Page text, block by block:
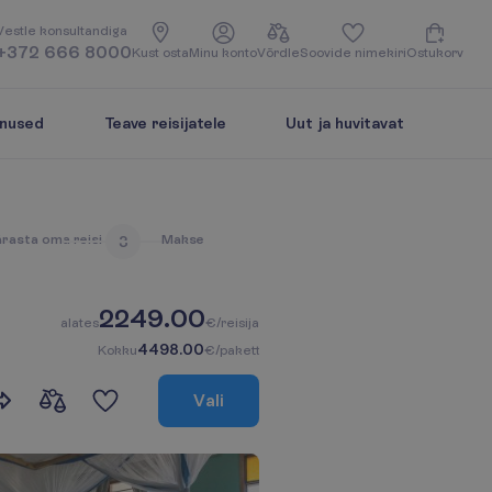
estle konsultandiga
666 8000Kust ostaMinu kontoVõrdleSoovide nimekiriOstukorv
Teave reisijatele Uut ja huvitavat
rasta oma reisi 3 Makse
alates2249.00€/reisija
Kokku4498.00€/pakett
Vali